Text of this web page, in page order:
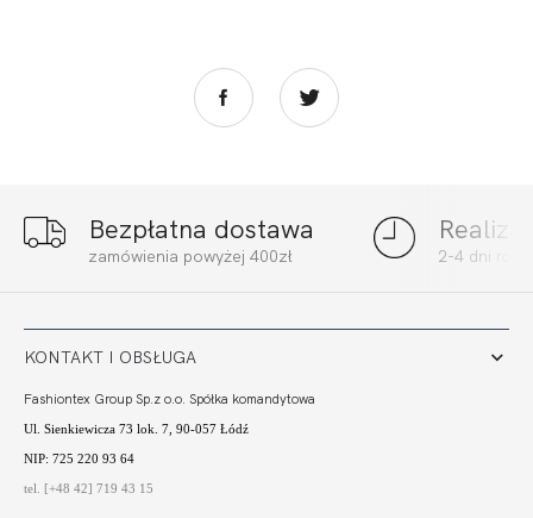
Bezpłatna dostawa
zamówienia powyżej 400zł 2-4 dni
KONTAKT I OBSŁUGA
Fashiontex Group Sp.z o.o. Spółka komandytowa
Ul. Sienkiewicza 73 lok. 7, 90-057 Łódź
NIP: 725 220 93 64
tel. [+48 42] 719 43 15